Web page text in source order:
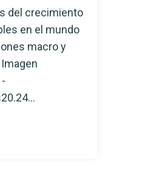
del crecimiento
en el mundo
macro y